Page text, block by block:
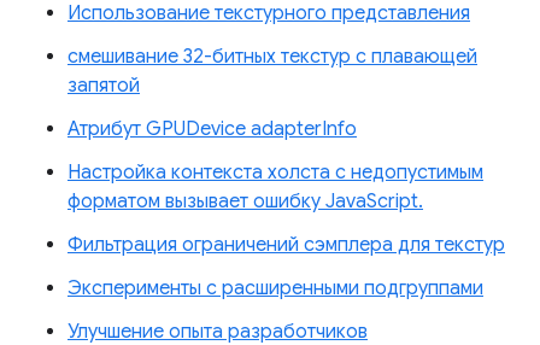
Использование текстурного представления
смешивание 32-битных текстур с плавающей
запятой
Атрибут GPUDevice adapterInfo
Настройка контекста холста с недопустимым
форматом вызывает ошибку JavaScript.
Фильтрация ограничений сэмплера для текстур
Эксперименты с расширенными подгруппами
Улучшение опыта разработчиков